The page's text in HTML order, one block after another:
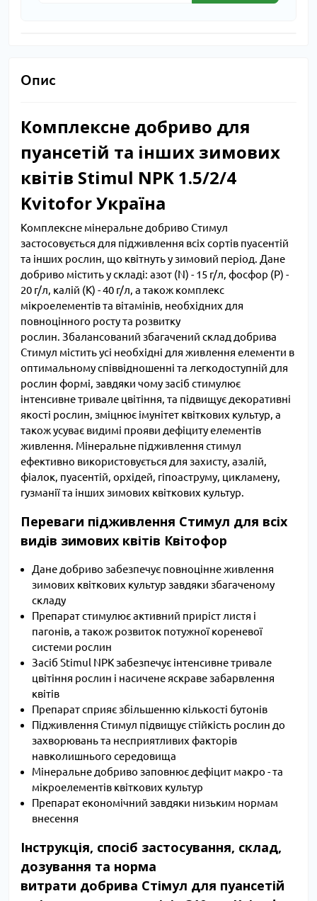
Опис
Комплексне добриво для
пуансетій та інших зимових
квітів Stimul NPK 1.5/2/4
Kvitofor Україна
Комплексне мінеральне добриво Стимул
застосовується для підживлення всіх сортів пуасентій
та інших рослин, що квітнуть у зимовий період. Дане
добриво містить у складі: азот (N) - 15 г/л, фосфор (P) -
20 г/л, калій (К) - 40 г/л, а також комплекс
мікроелементів та вітамінів, необхідних для
повноцінного росту та розвитку
рослин. Збалансований збагачений склад добрива
Стимул містить усі необхідні для живлення елементи в
оптимальному співвідношенні та легкодоступній для
рослин формі, завдяки чому засіб стимулює
інтенсивне тривале цвітіння, та підвищує декоративні
якості рослин, зміцнює імунітет квіткових культур, а
також усуває видимі прояви дефіциту елементів
живлення. Мінеральне підживлення стимул
ефективно використовується для захисту, азалій,
фіалок, пуасентій, орхідей, гіпоаструму, цикламену,
гузманії та інших зимових квіткових культур.
Переваги підживлення Стимул для всіх
видів зимових квітів Квітофор
Дане добриво забезпечує повноцінне живлення
зимових квіткових культур завдяки збагаченому
складу
Препарат стимулює активний приріст листя і
пагонів, а також розвиток потужної кореневої
системи рослин
Засіб Stimul NPK забезпечує інтенсивне тривале
цвітіння рослин і насичене яскраве забарвлення
квітів
Препарат сприяє збільшенню кількості бутонів
Підживлення Стимул підвищує стійкість рослин до
захворювань та несприятливих факторів
навколишнього середовища
Мінеральне добриво заповнює дефіцит макро - та
мікроелементів квіткових культур
Препарат економічний завдяки низьким нормам
внесення
Інструкція, спосіб застосування, склад,
дозування та норма
витрати добрива Стімул для пуансетій